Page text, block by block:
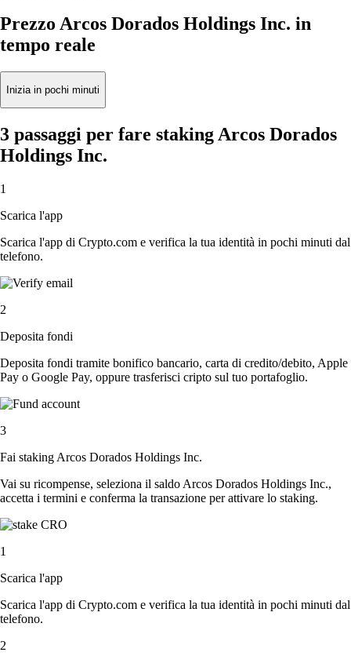
Prezzo Arcos Dorados Holdings Inc. in
tempo reale
Inizia in pochi minuti
3 passaggi per fare staking Arcos Dorados
Holdings Inc.
1
Scarica l'app
Scarica l'app di Crypto.com e verifica la tua identità in pochi minuti dal
telefono.
2
Deposita fondi
Deposita fondi tramite bonifico bancario, carta di credito/debito, Apple
Pay o Google Pay, oppure trasferisci cripto sul tuo portafoglio.
3
Fai staking Arcos Dorados Holdings Inc.
Vai su ricompense, seleziona il saldo Arcos Dorados Holdings Inc.,
accetta i termini e conferma la transazione per attivare lo staking.
1
Scarica l'app
Scarica l'app di Crypto.com e verifica la tua identità in pochi minuti dal
telefono.
2